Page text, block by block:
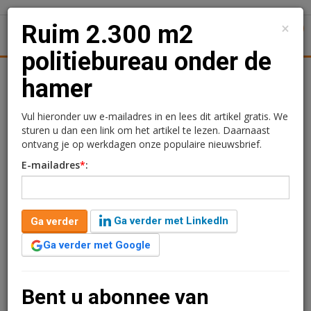
Ruim 2.300 m2
politiebureau onder de
hamer
Redactie
24 juli 2023 om 08:30
3 jaar geleden aangepast
1 minuut leestijd
In opdracht van de politie worden op 20 september
750 m2. Het andere bureau dat onder de hamer gaat is
×
Ruim 2.300 m2
politiebureau onder de
hamer
Vul hieronder uw e-mailadres in en lees dit artikel gratis. We
sturen u dan een link om het artikel te lezen. Daarnaast
ontvang je op werkdagen onze populaire nieuwsbrief.
E-mailadres*:
Ga verder
Ga verder met LinkedIn
Ga verder met Google
Bent u abonnee van